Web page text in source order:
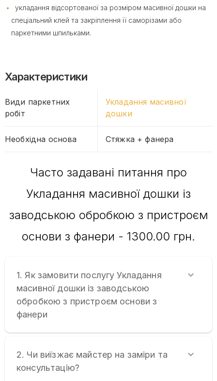
укладання відсортованої за розміром масивної дошки на
спеціальний клей та закріплення її саморізами або
паркетними шпильками.
Характеристики
Види паркетних
робіт
Укладання масивної
дошки
Необхідна основа Стяжка + фанера
Часто задавані питання про
Укладання масивної дошки із
заводською обробкою з пристроєм
основи з фанери - 1300.00 грн.
1. Як замовити послугу Укладання
масивної дошки із заводською
обробкою з пристроєм основи з
фанери
2. Чи виїзжає майстер на заміри та
консультацію?